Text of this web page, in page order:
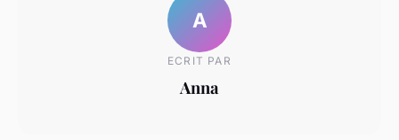
A
ECRIT PAR
Anna